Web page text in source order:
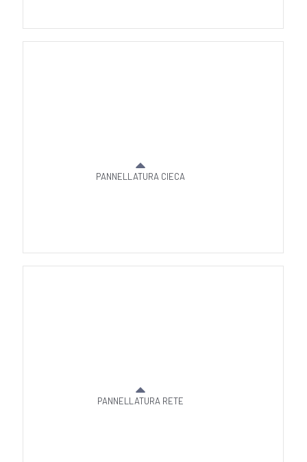
PANNELLATURA CIECA
PANNELLATURA RETE